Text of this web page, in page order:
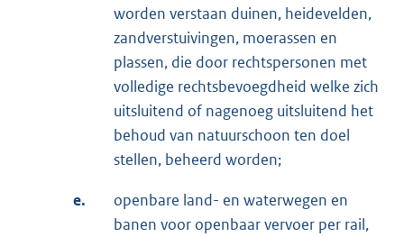
worden verstaan duinen, heidevelden,
zandverstuivingen, moerassen en
plassen, die door rechtspersonen met
volledige rechtsbevoegdheid welke zich
uitsluitend of nagenoeg uitsluitend het
behoud van natuurschoon ten doel
stellen, beheerd worden;
e.
openbare land- en waterwegen en
banen voor openbaar vervoer per rail,